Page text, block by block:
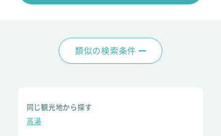
類似の検索条件
同じ観光地から探す
高湯